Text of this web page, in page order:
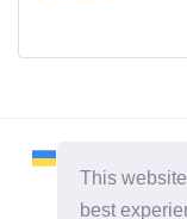
This
best